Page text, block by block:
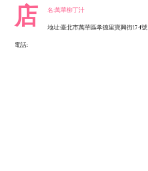
店 名:萬華柳丁汁
地址:臺北市萬華區孝德里寶興街174號
電話: